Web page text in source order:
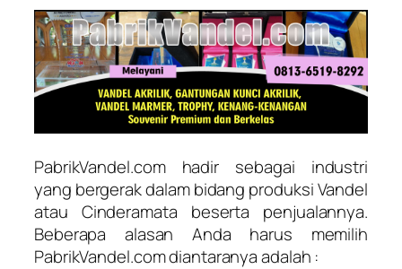
PabrikVandel.com hadir sebagai industri
yang bergerak dalam bidang produksi Vandel
atau Cinderamata beserta penjualannya.
Beberapa alasan Anda harus memilih
PabrikVandel.com diantaranya adalah :